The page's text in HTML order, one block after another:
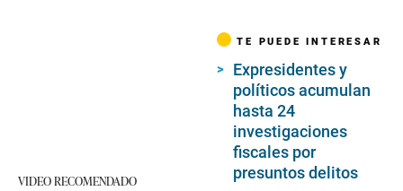
VIDEO RECOMENDADO
TE PUEDE INTERESAR
Expresidentes y
políticos acumulan
hasta 24
investigaciones
fiscales por
presuntos delitos